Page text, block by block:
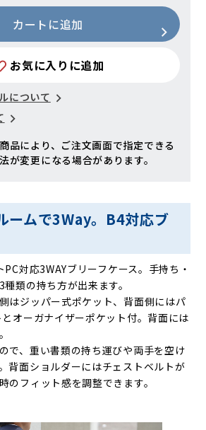
カートに追加
お気に入りに追加
について
品により、ご注文画面で指定できる
が変更になる場合があります。
ームで3Way。B4対応ブ
対応3WAYブリーフケース。手持ち・
類の持ち方が出来ます。
はジッパー式ポケット、背面側にはパ
オーガナイザーポケット付。背面には
で、重い書類の持ち運びや両手を空け
背面ショルダーにはチェストベルトが
のフィット感を調整できます。